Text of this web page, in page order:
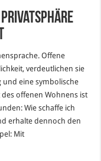
Privatsphäre
Offene
verdeutlichen sie
und eine symbolische
offenen Wohnens ist
Wie schaffe ich
erhalte dennoch den
Mit